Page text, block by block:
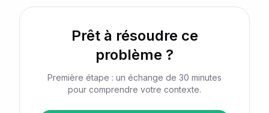
Prêt à résoudre ce
problème ?
Première étape : un échange de 30 minutes
pour comprendre votre contexte.